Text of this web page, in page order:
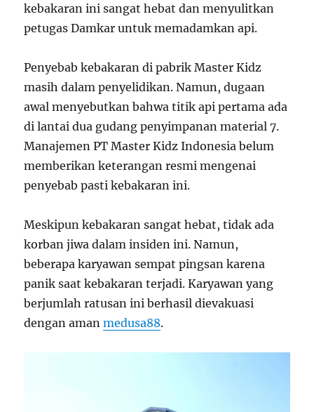
kebakaran ini sangat hebat dan menyulitkan
petugas Damkar untuk memadamkan api.
Penyebab kebakaran di pabrik Master Kidz
masih dalam penyelidikan. Namun, dugaan
awal menyebutkan bahwa titik api pertama ada
di lantai dua gudang penyimpanan material7.
Manajemen PT Master Kidz Indonesia belum
memberikan keterangan resmi mengenai
penyebab pasti kebakaran ini.
Meskipun kebakaran sangat hebat, tidak ada
korban jiwa dalam insiden ini. Namun,
beberapa karyawan sempat pingsan karena
panik saat kebakaran terjadi. Karyawan yang
berjumlah ratusan ini berhasil dievakuasi
dengan amanmedusa88.